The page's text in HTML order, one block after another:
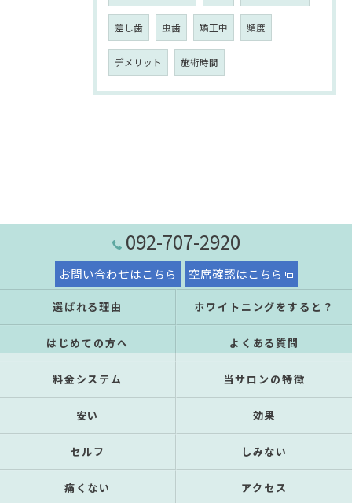
差し歯 虫歯 矯正中 頻度
デメリット 施術時間
092-707-2920
お問い合わせはこちら 空席確認はこちら
選ばれる理由 ホワイトニングをすると？
はじめての方へ よくある質問
料金システム 当サロンの特徴
安い 効果
セルフ しみない
痛くない アクセス